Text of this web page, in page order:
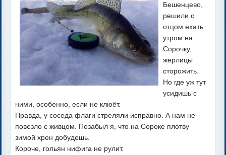
Бешенцево,
решили с
отцом ехать
утром на
Сорочку,
жерлицы
сторожить.
Но где уж тут
усидишь с
ними, особенно, если не клюёт.
Правда, у соседа флаги стреляли исправно. А нам не
повезло с живцом. Позабыл я, что на Сороке плотву
зимой хрен добудешь.
Короче, гольян нифига не рулит.